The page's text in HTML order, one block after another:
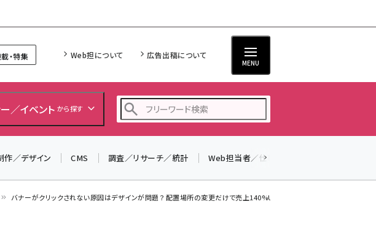
・特集 Web担について 広告出稿について
MENU
／イベント から探す
ai (2814)
作／デザイン CMS 調査／リサーチ／統計 Web担当者／仕事
バナーがクリックされない原因はデザインが問題？ 配置場所の変更だけで売上140%UPしたECサイト事例